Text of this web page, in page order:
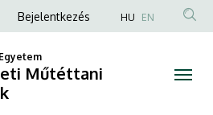
Anonim
fiók
menüje
Bejelentkezés HU EN
Műtéttani